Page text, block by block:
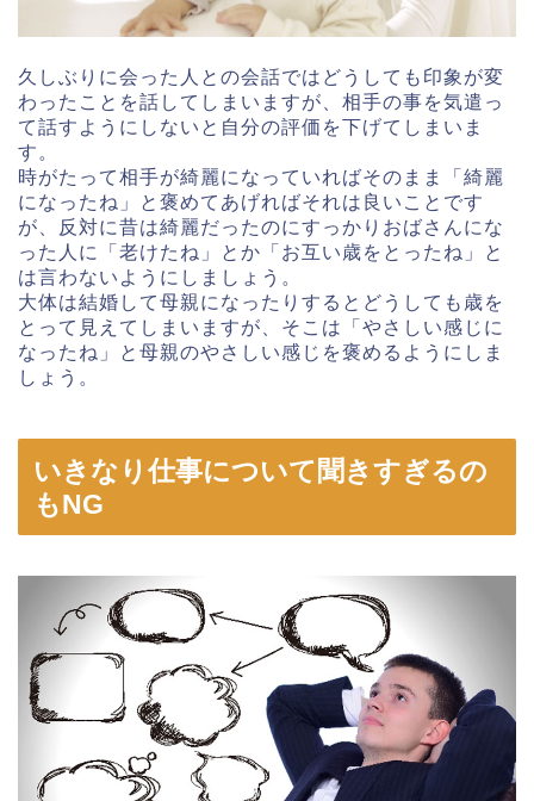
久しぶりに会った人との会話ではどうしても印象が変
わったことを話してしまいますが、相手の事を気遣っ
て話すようにしないと自分の評価を下げてしまいま
す。
時がたって相手が綺麗になっていればそのまま「綺麗
になったね」と褒めてあげればそれは良いことです
が、反対に昔は綺麗だったのにすっかりおばさんにな
った人に「老けたね」とか「お互い歳をとったね」と
は言わないようにしましょう。
大体は結婚して母親になったりするとどうしても歳を
とって見えてしまいますが、そこは「やさしい感じに
なったね」と母親のやさしい感じを褒めるようにしま
しょう。
いきなり仕事について聞きすぎるの
もNG